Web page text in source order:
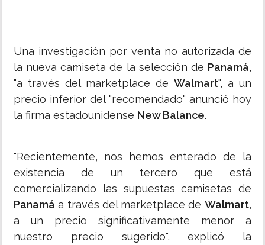
Una investigación por venta no autorizada de
la nueva camiseta de la selección de Panamá,
"a través del marketplace de Walmart", a un
precio inferior del "recomendado" anunció hoy
la firma estadounidense New Balance.
"Recientemente, nos hemos enterado de la
existencia de un tercero que está
comercializando las supuestas camisetas de
Panamá a través del marketplace de Walmart,
a un precio significativamente menor a
nuestro precio sugerido", explicó la